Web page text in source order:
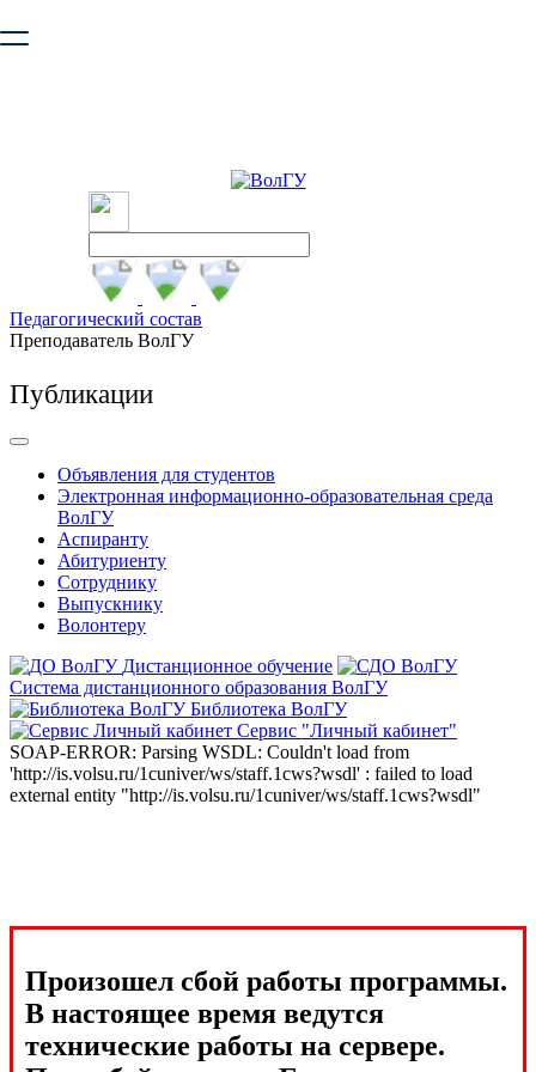
безопасную работу с сайтом. Пожалуйста
Педагогический состав
Преподаватель ВолГУ
Публикации
Объявления для студентов
Электронная информационно-образовательная среда
ВолГУ
Аспиранту
Абитуриенту
Сотруднику
Выпускнику
Волонтеру
Дистанционное обучение
Система дистанционного образования ВолГУ
Библиотека ВолГУ
Сервис "Личный кабинет"
SOAP-ERROR: Parsing WSDL: Couldn't load from
'http://is.volsu.ru/1cuniver/ws/staff.1cws?wsdl' : failed to load
external entity "http://is.volsu.ru/1cuniver/ws/staff.1cws?wsdl"
Произошел сбой работы программы.
В настоящее время ведутся
технические работы на сервере.